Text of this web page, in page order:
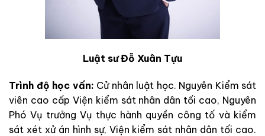
Luật sư Đỗ Xuân Tựu
Trình độ học vấn: Cử nhân luật học. Nguyên Kiểm sát
viên cao cấp Viện kiểm sát nhân dân tối cao, Nguyên
Phó Vụ trưởng Vụ thực hành quyền công tố và kiểm
sát xét xử án hình sự, Viện kiểm sát nhân dân tối cao.